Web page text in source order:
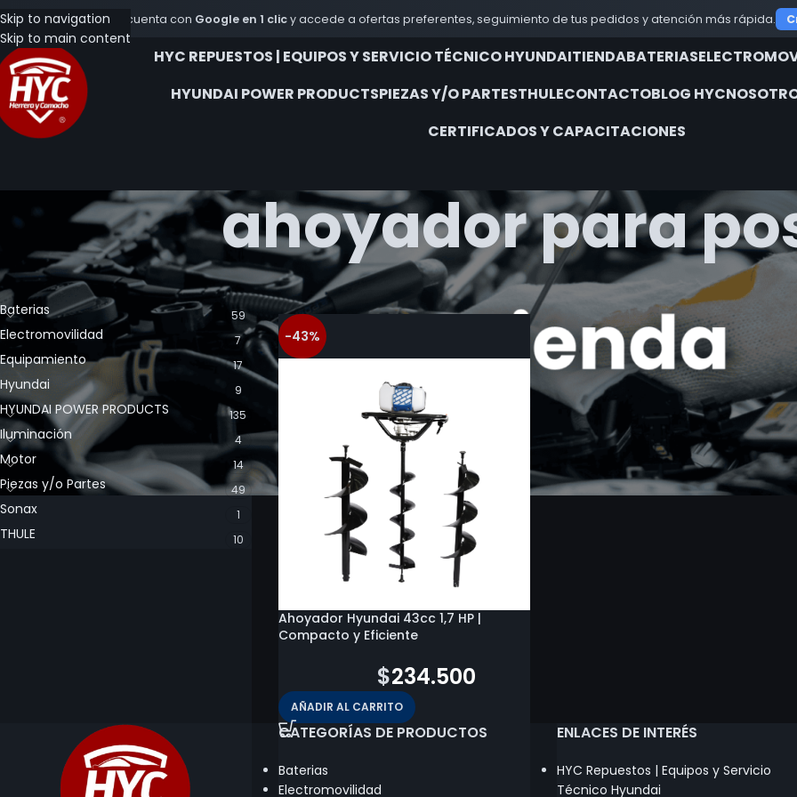
Crea tu cuenta con Google en 1 clicy accede a ofertas preferentes, seguimiento de tus pedidos y atención más rápida.
Skip to navigation
Skip to main content
HYC REPUESTOS | EQUIPOS Y SERVICIO TÉCNICO HYUNDAITIENDABATERIAS
HYUNDAI POWER PRODUCTSPIEZAS Y/O PARTESTHULECONTACTOBLOG HYC
CERTIFICADOS Y CAPACITACIONES
ahoyador para
CATEGORÍA DE LOS PRODUCTOS
Baterias 59
Electromovilidad 7
Equipamiento 17
Hyundai 9
HYUNDAI POWER PRODUCTS 135
Iluminación 4
Motor 14
Piezas y/o Partes 49
Sonax 1
THULE 10
Inicio Productos etiquetados “ahoyador para postes” Show 9
-43%
Ahoyador Hyundai 43cc 1,7 HP |
Compacto y Eficiente
$234.500
AÑADIR AL CARRITO
CATEGORÍAS DE PRODUCTOS
Baterias
Electromovilidad
ENLACES DE INTERÉS
HYC Repuestos | Equipos y Servicio
Técnico Hyundai